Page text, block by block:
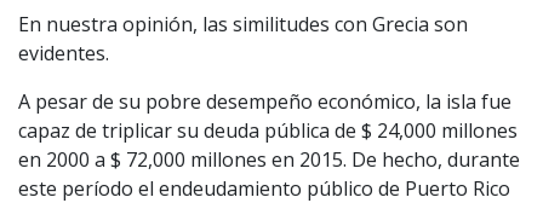
En nuestra opinión, las similitudes con Grecia son
evidentes.
A pesar de su pobre desempeño económico, la isla fue
capaz de triplicar su deuda pública de $ 24,000 millones
en 2000 a $ 72,000 millones en 2015. De hecho, durante
este período el endeudamiento público de Puerto Rico